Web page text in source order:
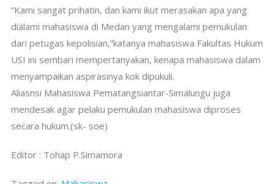
“Kami sangat prihatin, dan kami ikut merasakan apa yang
dialami mahasiswa di Medan yang mengalami pemukulan
dari petugas kepolisian,”katanya mahasiswa Fakultas Hukum
USI ini sembari mempertanyakan, kenapa mahasiswa dalam
menyampaikan aspirasinya kok dipukuli.
Aliasnsi Mahasiswa Pematangsiantar-Simalungu juga
mendesak agar pelaku pemukulan mahasiswa diproses
secara hukum.(sk- soe)
Editor : Tohap P.Simamora